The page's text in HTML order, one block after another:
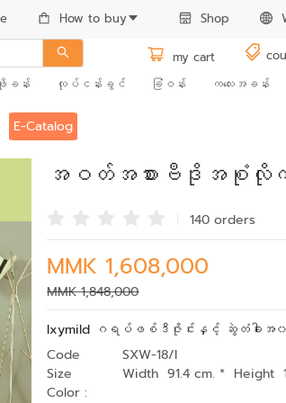
How to buy Shop
my cart
ခန်း လုပ်ငန်းခွင် ခြံဝန်း ကလေးအခန်း
E-Catalog
အဝတ်အစားဗီဒိုအစုံလိုက်
140 orders
MMK 1,608,000
MMK 1,848,000
Ixymild ဂရပ်ဖစ်ဒီဇိုင်းနှင့် ဆွဲတံခါး
Code
SXW-18/I
Size
Width 91.4 cm. * Height
Color :